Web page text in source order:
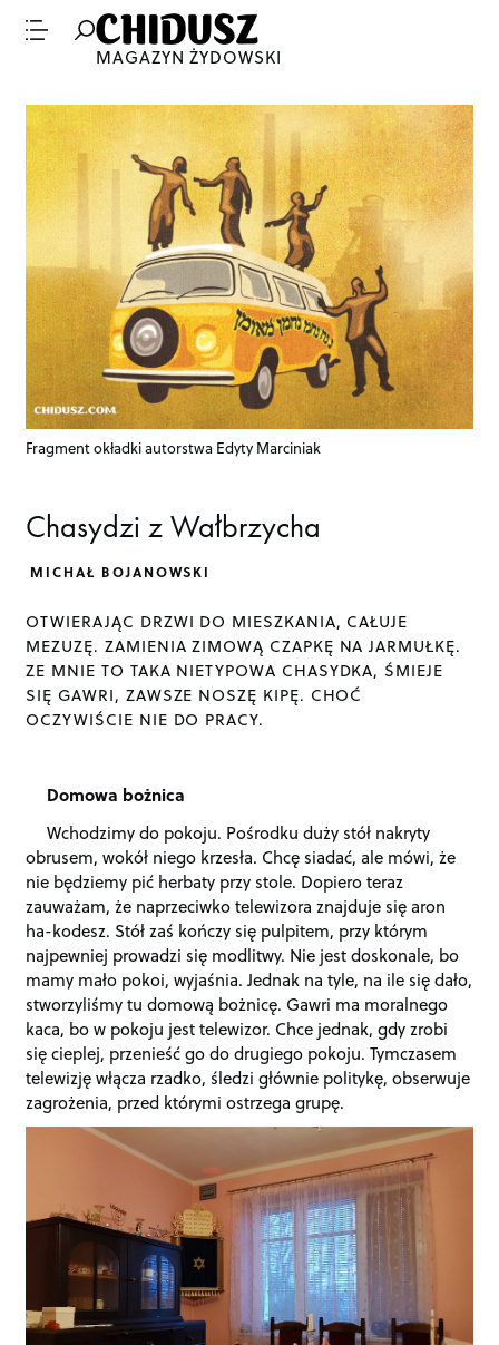
MAGAZYN ŻYDOWSKI
Fragment okładki autorstwa Edyty Marciniak
Chasydzi z Wałbrzycha
MICHAŁ BOJANOWSKI
OTWIERAJĄC DRZWI DO MIESZKANIA, CAŁUJE
MEZUZĘ. ZAMIENIA ZIMOWĄ CZAPKĘ NA JARMUŁKĘ.
ZE MNIE TO TAKA NIETYPOWA CHASYDKA, ŚMIEJE
SIĘ GAWRI, ZAWSZE NOSZĘ KIPĘ. CHOĆ
OCZYWIŚCIE NIE DO PRACY.
Domowa bożnica
Wchodzimy do pokoju. Pośrodku duży stół nakryty
obrusem, wokół niego krzesła. Chcę siadać, ale mówi, że
nie będziemy pić herbaty przy stole. Dopiero teraz
zauważam, że naprzeciwko telewizora znajduje się aron
ha-kodesz. Stół zaś kończy się pulpitem, przy którym
najpewniej prowadzi się modlitwy. Nie jest doskonale, bo
mamy mało pokoi, wyjaśnia. Jednak na tyle, na ile się dało,
stworzyliśmy tu domową bożnicę. Gawri ma moralnego
kaca, bo w pokoju jest telewizor. Chce jednak, gdy zrobi
się cieplej, przenieść go do drugiego pokoju. Tymczasem
telewizję włącza rzadko, śledzi głównie politykę, obserwuje
zagrożenia, przed którymi ostrzega grupę.